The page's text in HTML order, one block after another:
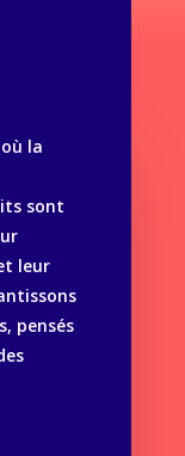
la
sont
leur
pensés